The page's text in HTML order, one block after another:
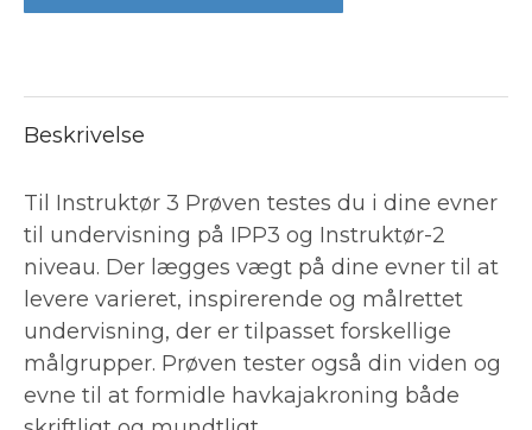
Beskrivelse
Til Instruktør 3 Prøven testes du i dine evner
til undervisning på IPP3 og Instruktør-2
niveau. Der lægges vægt på dine evner til at
levere varieret, inspirerende og målrettet
undervisning, der er tilpasset forskellige
målgrupper. Prøven tester også din viden og
evne til at formidle havkajakroning både